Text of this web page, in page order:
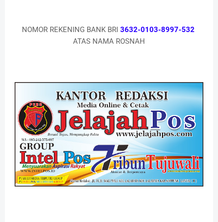
NOMOR REKENING BANK BRI 3632-0103-8997-532
ATAS NAMA ROSNAH